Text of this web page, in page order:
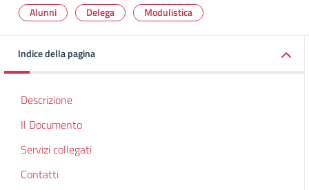
Alunni Delega Modulistica
Indice della pagina
Descrizione
Il Documento
Servizi collegati
Contatti